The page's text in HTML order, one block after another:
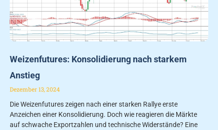
Weizenfutures: Konsolidierung nach starkem
Anstieg
Dezember 13, 2024
Die Weizenfutures zeigen nach einer starken Rallye erste
Anzeichen einer Konsolidierung. Doch wie reagieren die Märkte
auf schwache Exportzahlen und technische Widerstände? Eine